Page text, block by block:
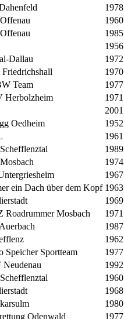
1978
1960
1985
1956
Dallau 1972
Friedrichshall 1970
Team 1977
Herbolzheim 1971
2001
Oedheim 1952
1961
1989
1974
1967
ein Dach über dem Kopf 1963
1969
Roadrummer Mosbach 1971
1987
1962
Speicher Sportteam 1977
Neudenau 1992
1960
1968
1980
Odenwald 1977